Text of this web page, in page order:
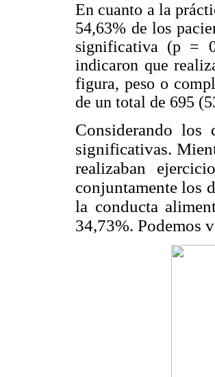
En cuanto a la
54,63% de los
significativa (p =
indicaron que
figura, peso o
de un total de 695
Considerando los
significativas.
realizaban
conjuntamente los
la conducta
34,73%. Podemos